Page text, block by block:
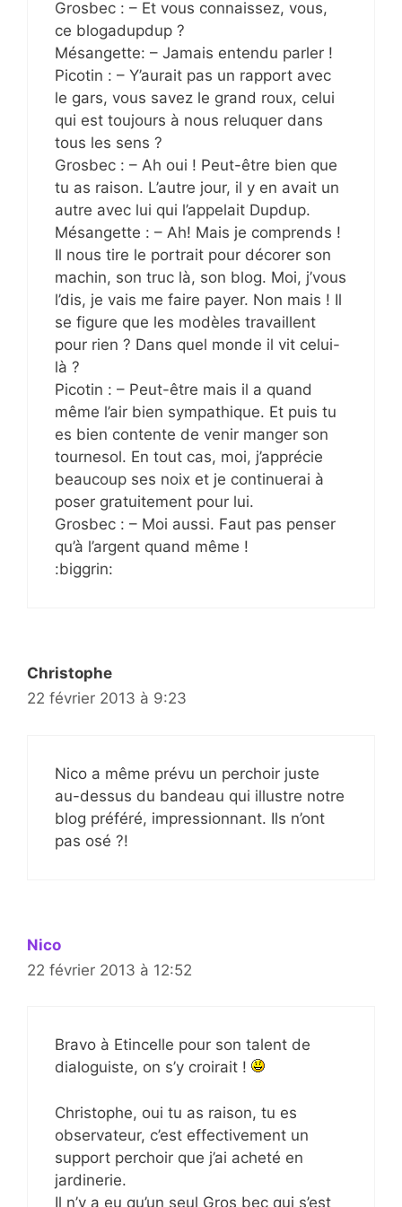
Grosbec : – Et vous connaissez, vous,
ce blogadupdup ?
Mésangette: – Jamais entendu parler !
Picotin : – Y’aurait pas un rapport avec
le gars, vous savez le grand roux, celui
qui est toujours à nous reluquer dans
tous les sens ?
Grosbec : – Ah oui ! Peut-être bien que
tu as raison. L’autre jour, il y en avait un
autre avec lui qui l’appelait Dupdup.
Mésangette : – Ah! Mais je comprends !
Il nous tire le portrait pour décorer son
machin, son truc là, son blog. Moi, j’vous
l’dis, je vais me faire payer. Non mais ! Il
se figure que les modèles travaillent
pour rien ? Dans quel monde il vit celui-
là ?
Picotin : – Peut-être mais il a quand
même l’air bien sympathique. Et puis tu
es bien contente de venir manger son
tournesol. En tout cas, moi, j’apprécie
beaucoup ses noix et je continuerai à
poser gratuitement pour lui.
Grosbec : – Moi aussi. Faut pas penser
qu’à l’argent quand même !
:biggrin:
Christophe
22 février 2013 à 9:23
Nico a même prévu un perchoir juste
au-dessus du bandeau qui illustre notre
blog préféré, impressionnant. Ils n’ont
pas osé ?!
Nico
22 février 2013 à 12:52
Bravo à Etincelle pour son talent de
dialoguiste, on s’y croirait !
Christophe, oui tu as raison, tu es
observateur, c’est effectivement un
support perchoir que j’ai acheté en
jardinerie.
Il n’y a eu qu’un seul Gros bec qui s’est